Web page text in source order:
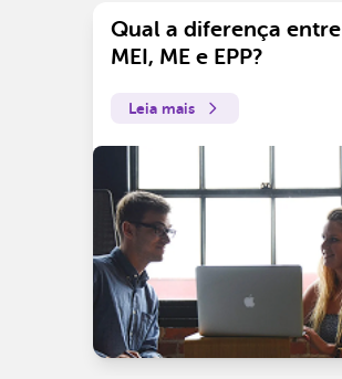
Qual a diferença entre
MEI, ME e EPP?
Leia mais